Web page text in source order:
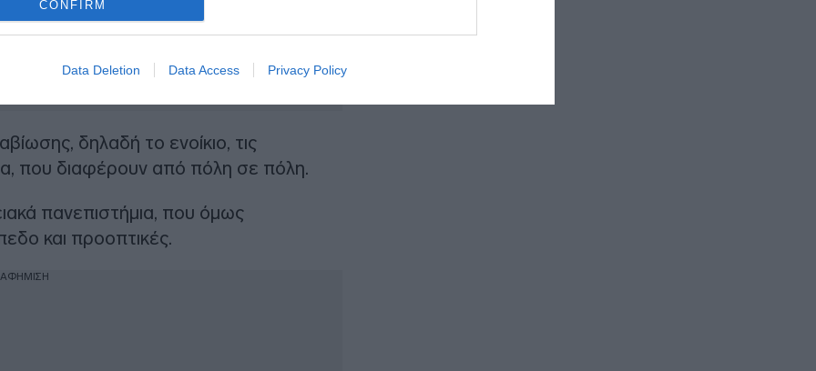
CONFIRM
Data Deletion Data Access Privacy Policy
δηλαδή το ενοίκιο, τις
που διαφέρουν από πόλη σε πόλη.
πανεπιστήμια, που όμως
και προοπτικές.